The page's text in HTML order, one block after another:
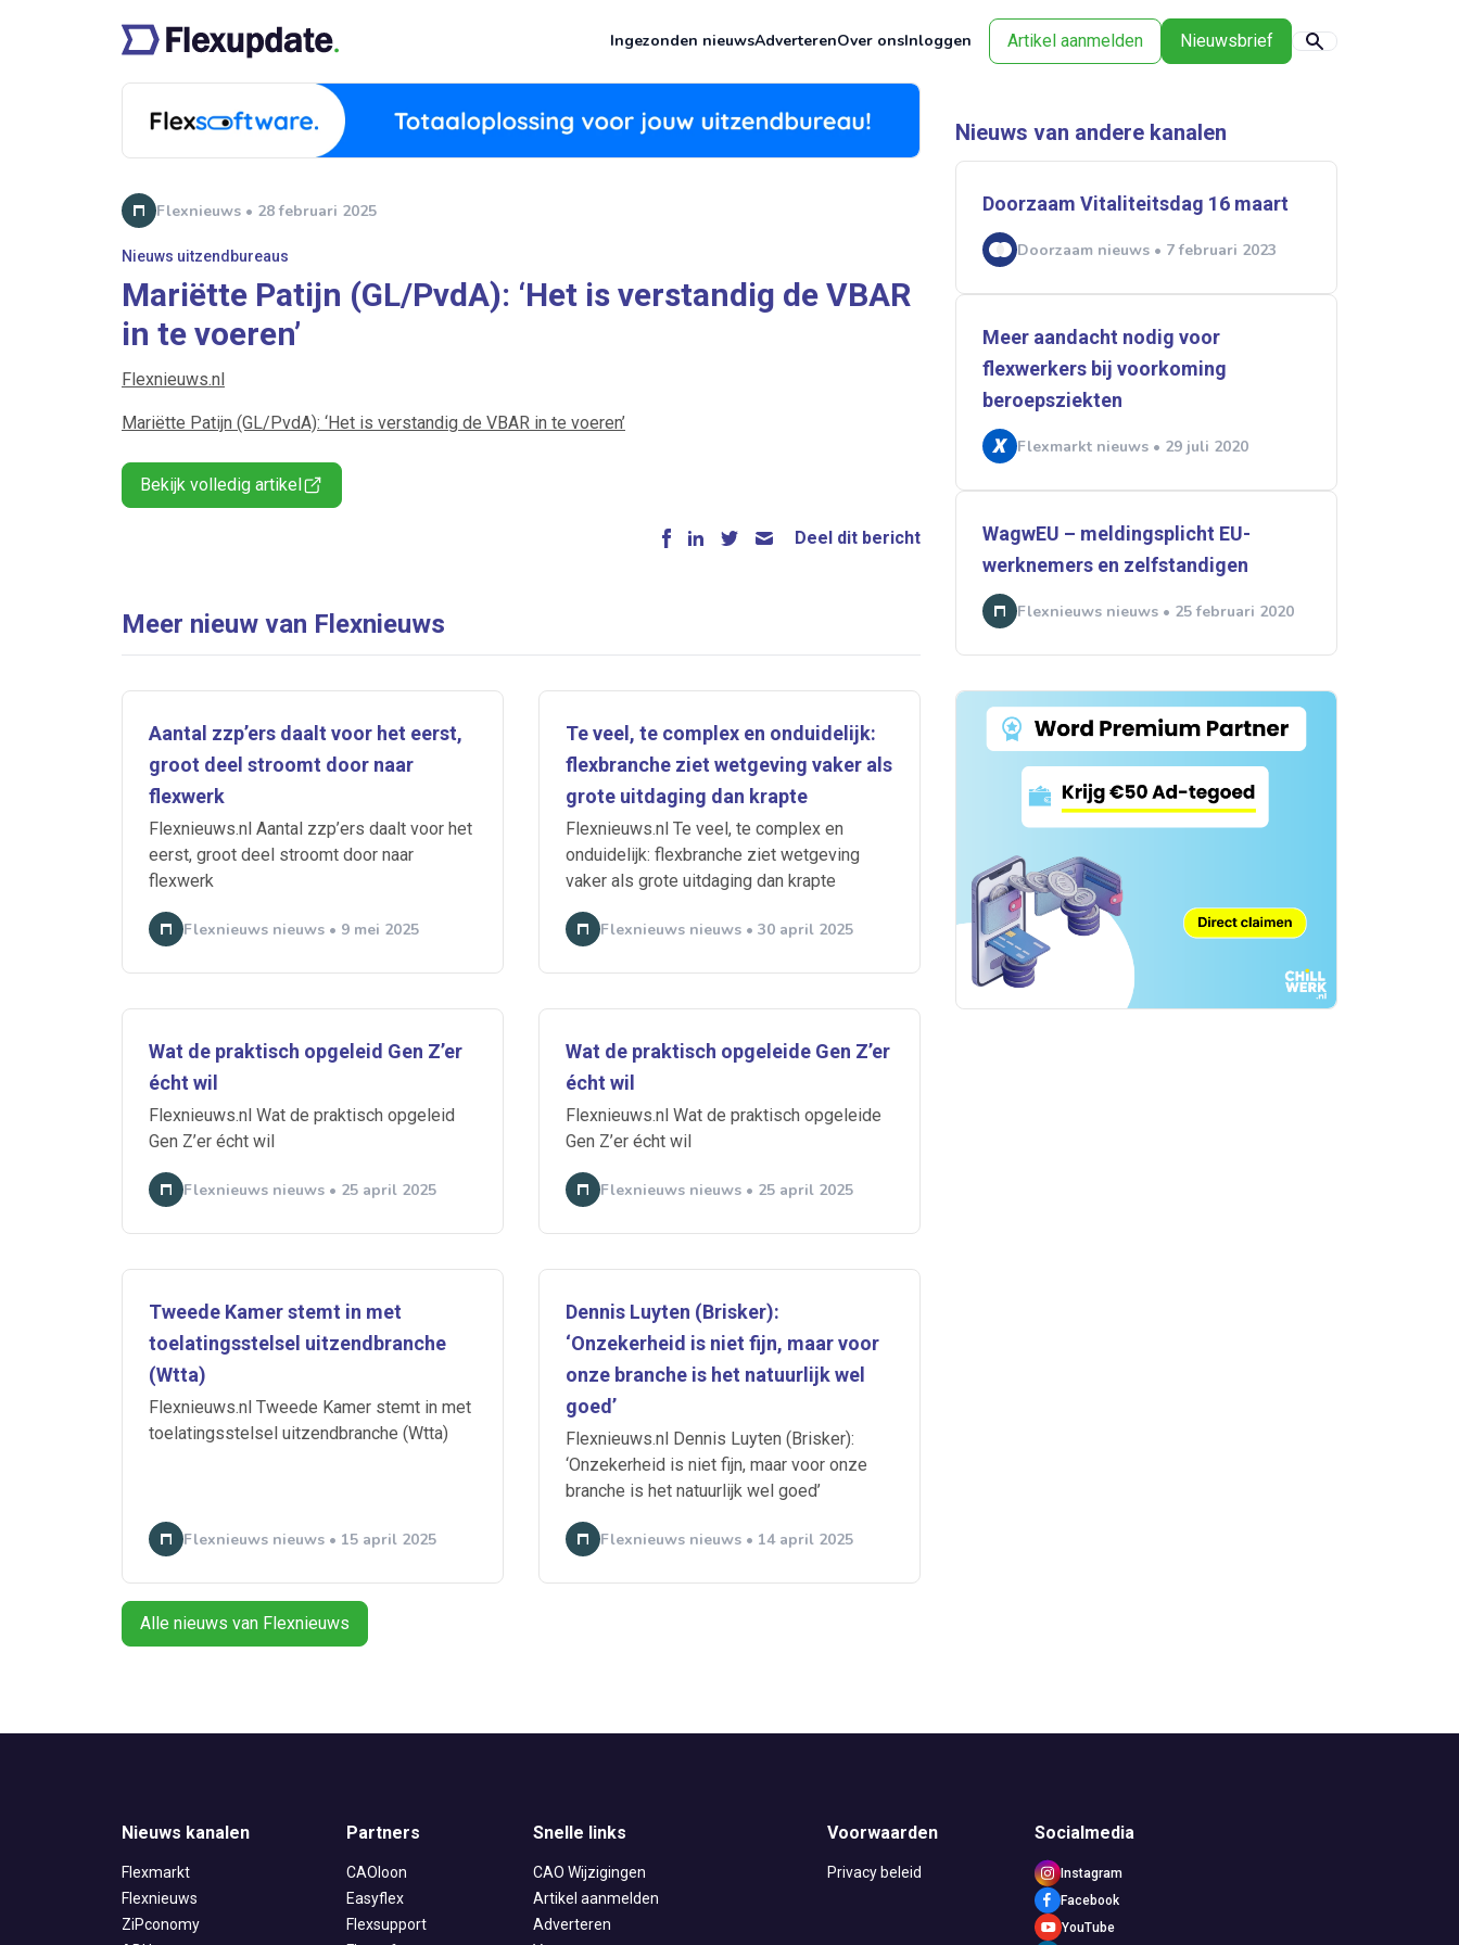
Ingezonden nieuwsAdverterenOver onsInloggen Artikel aanmelden Nieuwsbrief
Flexnieuws • 28 februari 2025
Nieuws uitzendbureaus
Mariëtte Patijn (GL/PvdA): ‘Het is verstandig de VBAR
in te voeren’
Flexnieuws.nl
Mariëtte Patijn (GL/PvdA): ‘Het is verstandig de VBAR in te voeren’
Bekijk volledig artikel
Deel dit bericht
Meer nieuw van Flexnieuws
Aantal zzp’ers daalt voor het eerst,
groot deel stroomt door naar
flexwerk
Flexnieuws.nl Aantal zzp’ers daalt voor het
eerst, groot deel stroomt door naar
flexwerk
Flexnieuws nieuws • 9 mei 2025
Te veel, te complex en onduidelijk:
flexbranche ziet wetgeving vaker als
grote uitdaging dan krapte
Flexnieuws.nl Te veel, te complex en
onduidelijk: flexbranche ziet wetgeving
vaker als grote uitdaging dan krapte
Flexnieuws nieuws • 30 april 2025
Wat de praktisch opgeleid Gen Z’er
écht wil
Flexnieuws.nl Wat de praktisch opgeleid
Gen Z’er écht wil
Flexnieuws nieuws • 25 april 2025
Wat de praktisch opgeleide Gen Z’er
écht wil
Flexnieuws.nl Wat de praktisch opgeleide
Gen Z’er écht wil
Flexnieuws nieuws • 25 april 2025
Tweede Kamer stemt in met
toelatingsstelsel uitzendbranche
(Wtta)
Flexnieuws.nl Tweede Kamer stemt in met
toelatingsstelsel uitzendbranche (Wtta)
Flexnieuws nieuws • 15 april 2025
Dennis Luyten (Brisker):
‘Onzekerheid is niet fijn, maar voor
onze branche is het natuurlijk wel
goed’
Flexnieuws.nl Dennis Luyten (Brisker):
‘Onzekerheid is niet fijn, maar voor onze
branche is het natuurlijk wel goed’
Flexnieuws nieuws • 14 april 2025
Alle nieuws van Flexnieuws
Nieuws van andere kanalen
Doorzaam Vitaliteitsdag 16 maart
Doorzaam nieuws • 7 februari 2023
Meer aandacht nodig voor
flexwerkers bij voorkoming
beroepsziekten
Flexmarkt nieuws • 29 juli 2020
WagwEU – meldingsplicht EU-
werknemers en zelfstandigen
Flexnieuws nieuws • 25 februari 2020
Ontvang vacatures direct in je mailbox
Alerts ontvangen
Nieuws kanalen
Flexmarkt
Flexnieuws
ZiPconomy
Partners
CAOloon
Easyflex
Flexsupport
Snelle links
CAO Wijzigingen
Artikel aanmelden
Adverteren
Voorwaarden
Privacy beleid
Socialmedia
Instagram
Facebook
YouTube
Alles Ingezonden ABU Bureau Cicero Doorzaam Flexmarkt Flexnieuws
Normering Arbeid
ZiPconomy